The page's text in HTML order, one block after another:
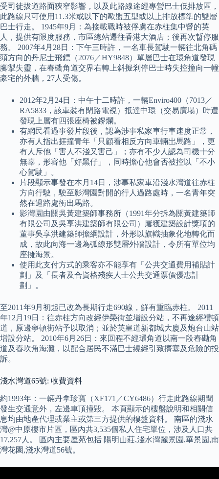
受司徒拔道路面狹窄影響，以及此路線途經專營巴士低排放區，
此路線只可使用11.3米或以下的歐盟五型或以上排放標準的雙層
巴士行走。 1945年9月：為接載戰時被俘虜在赤柱集中營的英
人，提供有限度服務，市區總站遷往香港大酒店；後再次暫停服
務。 2007年4月28日：下午三時許，一名車長駕駛一輛往北角碼
頭方向的丹尼士飛鏢（2076／HY9848）單層巴士在環角道發現
腳掣失靈，在舂磡角道交界右轉上斜擬剎停巴士時失控撞向一幢
豪宅的外牆，27人受傷。
2012年2月24日：中午十二時許，一輛Enviro400（7013／
RA5833，該車裝有閉路電視）抵達中環（交易廣場）時遭
發現上層有四張座椅被鎅爛。
有網民看過事發片段後，認為涉事私家車行車速度正常，
亦有人指出捱撞青年「只顧看相反方向車輛岀馬路」，更
有人斥他「害人不淺又害己」；亦有不少人認為司機十分
無辜，形容他「好黑仔」，同時擔心他會否被控以「不小
心駕駛」。
片段顯示事發在本月14日，涉事私家車沿淺水灣道往赤柱
方向行駛，駛至影灣園對開的行人過路處時，一名青年突
然在過路處衝出馬路。
影灣園由關吳黃建築師事務所（1991年分拆為關黃建築師
有限公司及吳享洪建築師有限公司）屢獲建築設計獎項的
董事吳享洪建築師擔綱設計，外形以旗幟抽象化地轉化而
成，故此向海一邊為弧線形雙層外牆設計，令所有單位均
座擁海景。
使用此支付方式的乘客亦不能享有「公共交通費用補貼計
劃」及「長者及合資格殘疾人士公共交通票價優惠計
劃」。
至2011年9月初起已改為長期行走690線，鮮有重臨赤柱。 2011
年12月19日：往赤柱方向改經伊榮街並增設分站，不再途經禮頓
道，原邊寧頓街站予以取消；並於英皇道新都城大廈及炮台山站
增設分站。 2010年6月26日：來回程不經環角道以南一段舂磡角
道及舂坎角海灘，以配合居民不滿巴士繞經引致擠塞及危險的投
訴。
淺水灣道65號: 收費資料
約1993年：一輛丹拿珍寶（XF171／CY6486）行走此路線期間
發生交通意外，左邊車頂撞毀。 本頁顯示的樓盤說明和相關信
息均由地產代理或業主或第三方提供的樓盤資料。 南區的淺水
灣@中原樓市片區，區內共3,535個私人住宅單位，涉及人口共
17,257人。 區內主要屋苑包括 陽明山莊,淺水灣麗景園,華景園,南
灣花園,淺水灣道56號。